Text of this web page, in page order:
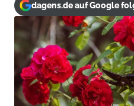
dagens.de auf Google